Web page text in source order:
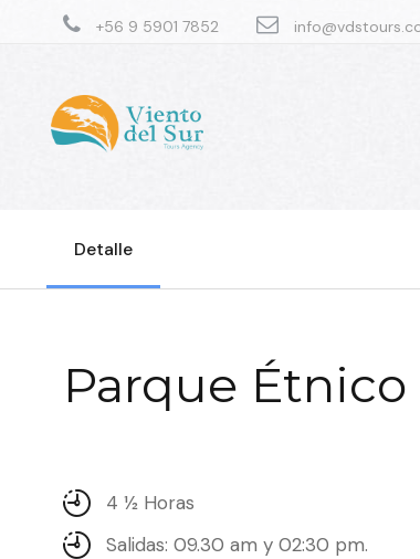
+56 9 5901 7852
Detalle
Parque Étnico
4 1⁄2 Horas
Salidas: 09.30 am y 02:30 pm.